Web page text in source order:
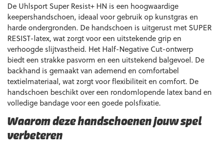
De Uhlsport Super Resist+ HN is een hoogwaardige
keepershandschoen, ideaal voor gebruik op kunstgras en
harde ondergronden. De handschoen is uitgerust met SUPER
RESIST-latex, wat zorgt voor een uitstekende grip en
verhoogde slijtvastheid. Het Half-Negative Cut-ontwerp
biedt een strakke pasvorm en een uitstekend balgevoel. De
backhand is gemaakt van ademend en comfortabel
textielmateriaal, wat zorgt voor flexibiliteit en comfort. De
handschoen beschikt over een rondomlopende latex band en
volledige bandage voor een goede polsfixatie.
Waarom deze handschoenen jouw spel
verbeteren